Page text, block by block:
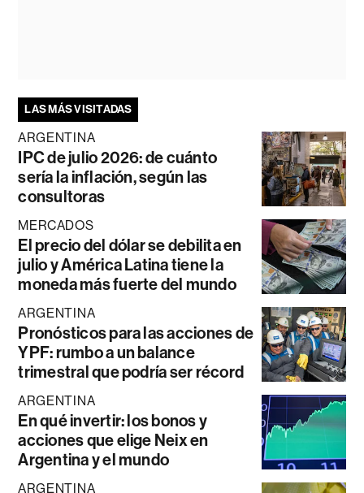
LAS MÁS VISITADAS
ARGENTINA
IPC de julio 2026: de cuánto
sería la inflación, según las
consultoras
MERCADOS
El precio del dólar se debilita en
julio y América Latina tiene la
moneda más fuerte del mundo
ARGENTINA
Pronósticos para las acciones de
YPF: rumbo a un balance
trimestral que podría ser récord
ARGENTINA
En qué invertir: los bonos y
acciones que elige Neix en
Argentina y el mundo
ARGENTINA